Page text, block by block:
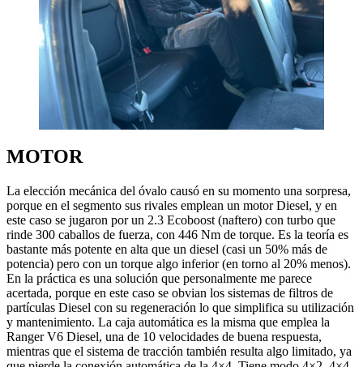
MOTOR
La elección mecánica del óvalo causó en su momento una sorpresa,
porque en el segmento sus rivales emplean un motor Diesel, y en
este caso se jugaron por un 2.3 Ecoboost (naftero) con turbo que
rinde 300 caballos de fuerza, con 446 Nm de torque. Es la teoría es
bastante más potente en alta que un diesel (casi un 50% más de
potencia) pero con un torque algo inferior (en torno al 20% menos).
En la práctica es una solución que personalmente me parece
acertada, porque en este caso se obvian los sistemas de filtros de
partículas Diesel con su regeneración lo que simplifica su utilización
y mantenimiento. La caja automática es la misma que emplea la
Ranger V6 Diesel, una de 10 velocidades de buena respuesta,
mientras que el sistema de tracción también resulta algo limitado, ya